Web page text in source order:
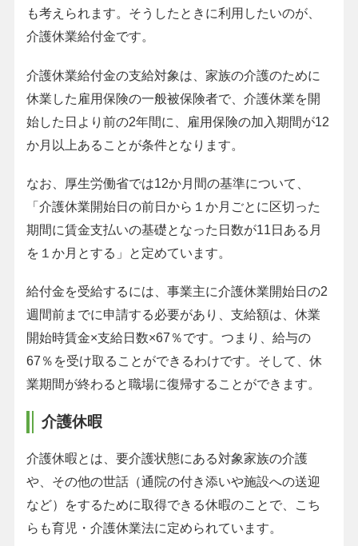
も考えられます。そうしたときに利用したいのが、
介護休業給付金です。
介護休業給付金の支給対象は、家族の介護のために
休業した雇用保険の一般被保険者で、介護休業を開
始した日より前の2年間に、雇用保険の加入期間が12
か月以上あることが条件となります。
なお、厚生労働省では12か月間の基準について、
「介護休業開始日の前日から１か月ごとに区切った
期間に賃金支払いの基礎となった日数が11日ある月
を１か月とする」と定めています。
給付金を受給するには、事業主に介護休業開始日の2
週間前までに申請する必要があり、支給額は、休業
開始時賃金×支給日数×67％です。つまり、給与の
67％を受け取ることができるわけです。そして、休
業期間が終わると職場に復帰することができます。
介護休暇
介護休暇とは、要介護状態にある対象家族の介護
や、その他の世話（通院の付き添いや施設への送迎
など）をするために取得できる休暇のことで、こち
らも育児・介護休業法に定められています。